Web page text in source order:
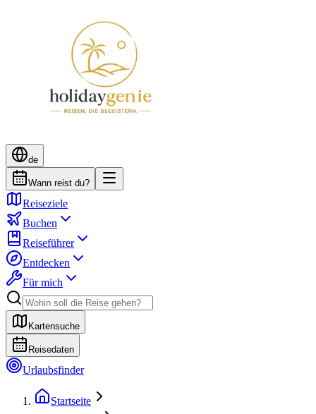
de
Wann reist du?
Reiseziele
Buchen
Reiseführer
Entdecken
Für mich
Kartensuche
Reisedaten
Urlaubsfinder
Startseite